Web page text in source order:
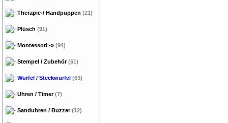
Therapie-/ Handpuppen (21)
Plüsch (91)
Montessori -» (94)
Stempel / Zubehör(51)
Würfel / Steckwürfel (63)
Uhren / Timer(7)
Sanduhren / Buzzer(12)